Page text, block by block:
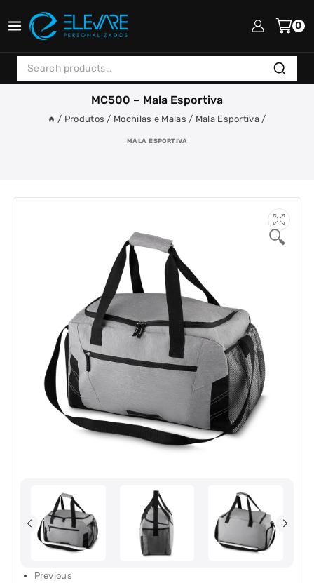
to
0
Search
for:
Search
MC500 – Mala Esportiva
/ Produtos / Mochilas e Malas / Mala Esportiva /
MALA ESPORTIVA
🔍
Previous